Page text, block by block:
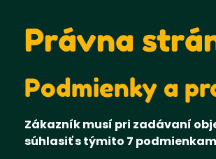
Právna
Podmienky a
Zákazník musí pri zadávaní
súhlasiť s týmito 7